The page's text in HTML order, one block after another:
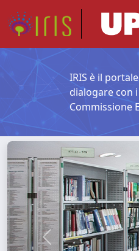
IRIS è il
dialogare con
Commissione
Previous